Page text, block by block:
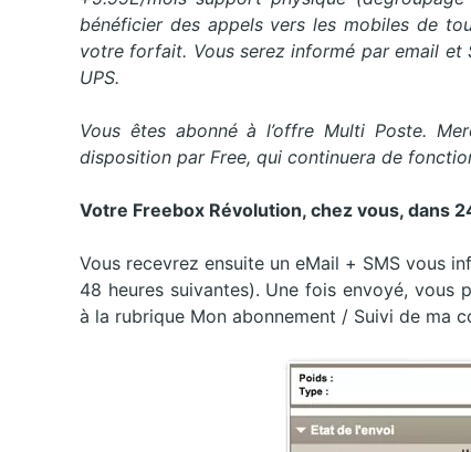
bénéficier des appels vers les mobiles de
votre forfait. Vous serez informé par email et
UPS.
Vous êtes abonné à l’offre Multi Poste.
disposition par Free, qui continuera de
Votre Freebox Révolution, chez vous, dans
Vous recevrez ensuite un eMail + SMS vous
48 heures suivantes). Une fois envoyé,
à la rubrique Mon abonnement / Suivi de ma